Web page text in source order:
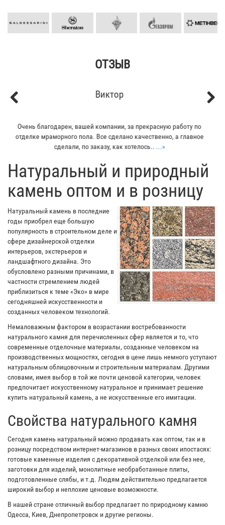
ОТЗЫВ
Кирилл
Мой отец заказывал плитку из гранита для своего дома. Больше
всего понравилось - индивидуальный подход к клиенту. Отец
остался очень доволен......»
​Натуральный и природный
камень оптом и в розницу
Натуральный камень в последние
годы приобрел еще большую
популярность в строительном деле и
сфере дизайнерской отделки
интерьеров, экстерьеров и
ландшафтного дизайна. Это
обусловлено разными причинами, в
частности стремлением людей
приблизиться к теме «Эко» в мире
сегодняшней искусственности и
созданных человеком технологий.
Немаловажным фактором в возрастании востребованности
натурального камня для перечисленных сфер является и то, что
современные отделочные материалы, созданные человеком на
производственных мощностях, сегодня в цене лишь немного уступают
натуральным облицовочным и строительным материалам. Другими
словами, имея выбор в той же почти ценовой категории, человек
предпочитает искусственному натуральное и принимает решение
купить натуральный камень, а не искусственные его имитации.
Свойства натурального камня
Сегодня камень натуральный можно продавать как оптом, так и в
розницу посредством интернет-магазинов в разных своих ипостасях:
готовые каменные изделия с декоративной отделкой или без нее,
заготовки для изделий, монолитные необработанные плиты,
подготовленные слябы, и т.д. Людям действительно предлагается
широкий выбор и неплохие ценовые возможности.
В нашей стране отличный выбор предлагает по природному камню
Одесса, Киев, Днепропетровск и другие регионы.